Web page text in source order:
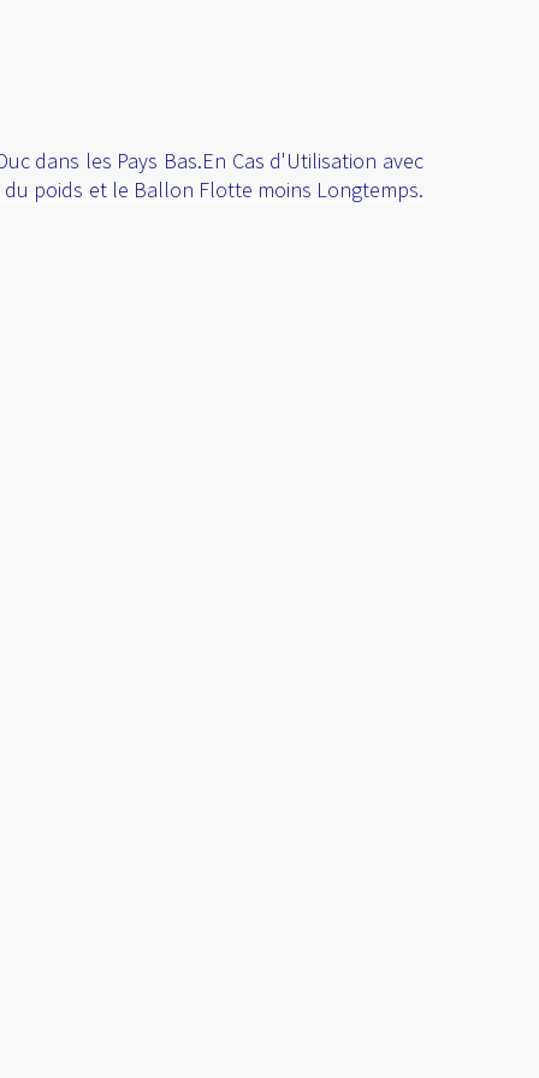
dans les Pays Bas.En Cas d'Utilisation avec
poids et le Ballon Flotte moins Longtemps.